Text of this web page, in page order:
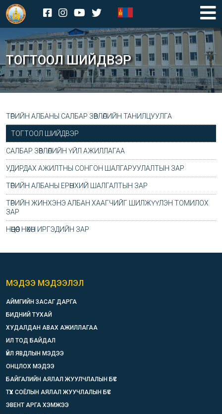
ТОГТООЛ ШИЙДВЭР
ТӨРИЙН АЛБАНЫ САЛБАР ЗӨВЛӨЛИЙН ТАНИЛЦУУЛГА
ТОГТООЛ ШИЙДВЭР
САЛБАР ЗӨВЛӨЛИЙН ҮЙЛ АЖИЛЛАГАА
УДИРДАХ АЖИЛТНЫ СОНГОН ШАЛГАРУУЛАЛТЫН ЗАР
ТӨРИЙН АЛБАНЫ ЕРӨНХИЙ ШАЛГАЛТЫН ЗАР
ТӨРИЙН ЖИНХЭНЭ АЛБАН ХААГЧИЙГ ШИЛЖҮҮЛЭН ТОМИЛОХ
ЗАР
НӨӨЦӨӨС НӨХӨН ИРГЭДИЙН ЗАР
МЭДЭЭ МЭДЭЭЛЭЛ
АЙМГИЙН ЗАСАГ ДАРГА
БИДНИЙ ТУХАЙ
ХУДАЛДАН АВАХ АЖИЛЛАГАА
ИЛ ТОД БАЙДАЛ
ҮЙЛ ЯВДЛЫН МЭДЭЭ
ОНЦЛОХ МЭДЭЭ
БАЙГАЛИЙН АЯЛАЛ ЖУУЛЧЛАЛЫН БҮС
ТҮҮХ СОЁЛЫН АЯЛАЛ ЖУУЧЛАЛЫН БҮС
ЭВЕНТ АРГА ХЭМЖЭЭ